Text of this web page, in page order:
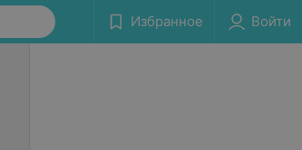
Избранное Войти